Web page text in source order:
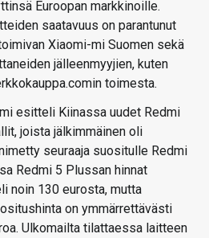
Euroopan markkinoille.
saatavuus on parantunut
Xiaomi-mi Suomen sekä
jälleenmyyjien, kuten
toimesta.
esitteli Kiinassa uudet Redmi
joista jälkimmäinen oli
seuraaja suositulle Redmi
Redmi 5 Plussan hinnat
noin 130 eurosta, mutta
on ymmärrettävästi
Ulkomailta tilattaessa laitteen